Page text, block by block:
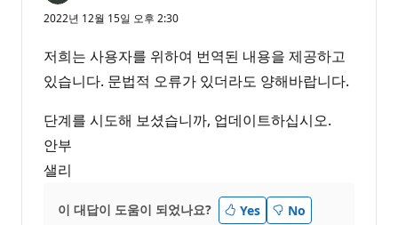
2022년 12월 15일 오후 2:30
저희는 사용자를 위하여 번역된 내용을 제공하고
있습니다. 문법적 오류가 있더라도 양해바랍니다.
단계를 시도해 보셨습니까, 업데이트하십시오.
안부
샐리
이 대답이 도움이 되었나요? Yes No